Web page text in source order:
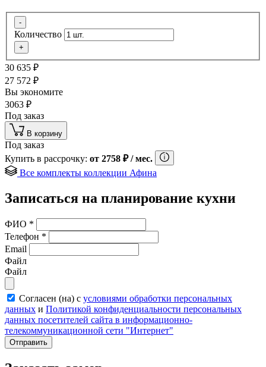
-
Количество
+
30 635 ₽
27 572 ₽
Вы экономите
3063 ₽
Под заказ
В корзину
Под заказ
Купить в рассрочку: от 2758 ₽/ мес.
Все комплекты коллекции Афина
Записаться на планирование кухни
ФИО *
Телефон *
Email
Файл
Файл
Согласен (на) с условиями обработки персональных
данных и Политикой конфиденциальности персональных
данных посетителей сайта в информационно-
телекоммуникационной сети "Интернет"
Отправить